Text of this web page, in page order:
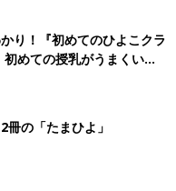
先生も、子どものころの
あると言います。
す。転校前に住んでいた
にわりとうまくなじみ、
、転校先は文教地域のい
の違いがわからなくて、
子と見られて、思いきり
ないのに、環境が変わる
り！『初めてのひよこクラ
めての授乳がうまくい
本と夏のトラブル 解決テ
の「たまひよ」